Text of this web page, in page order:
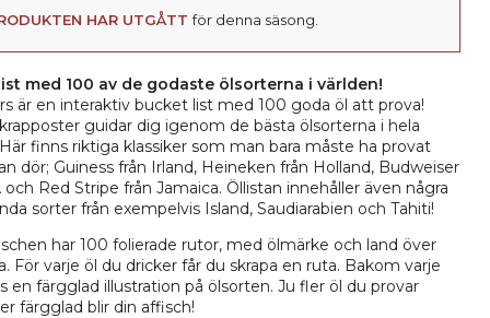
HAR UTGÅTTför denna säsong.
med 100 av de godaste ölsorterna i världen!
är en interaktiv bucket list med 100 goda öl att prova!
guidar dig igenom de bästa ölsorterna i hela
finns riktiga klassiker som man bara måste ha provat
dör; Guiness från Irland, Heineken från Holland, Budweiser
och Red Stripe från Jamaica. Öllistan innehåller även några
sorter från exempelvis Island, Saudiarabien och Tahiti!
har 100 folierade rutor, med ölmärke och land över
För varje öl du dricker får du skrapa en ruta. Bakom varje
en färgglad illustration på ölsorten. Ju fler öl du provar
färgglad blir din affisch!